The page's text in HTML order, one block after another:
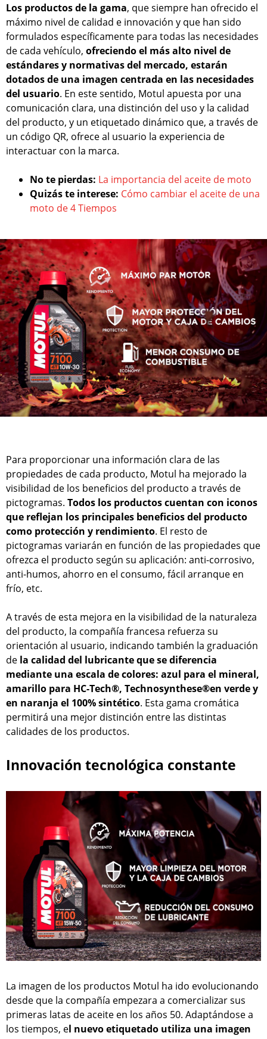
Los productos de la gama, que siempre han ofrecido el
máximo nivel de calidad e innovación y que han sido
formulados específicamente para todas las necesidades
de cada vehículo, ofreciendo el más alto nivel de
estándares y normativas del mercado, estarán
dotados de una imagen centrada en las necesidades
del usuario. En este sentido, Motul apuesta por una
comunicación clara, una distinción del uso y la calidad
del producto, y un etiquetado dinámico que, a través de
un código QR, ofrece al usuario la experiencia de
interactuar con la marca.
No te pierdas: La importancia del aceite de moto
Quizás te interese: Cómo cambiar el aceite de una
moto de 4 Tiempos
Para proporcionar una información clara de las
propiedades de cada producto, Motul ha mejorado la
visibilidad de los beneficios del producto a través de
pictogramas. Todos los productos cuentan con iconos
que reflejan los principales beneficios del producto
como protección y rendimiento. El resto de
pictogramas variarán en función de las propiedades que
ofrezca el producto según su aplicación: anti-corrosivo,
anti-humos, ahorro en el consumo, fácil arranque en
frío, etc.
A través de esta mejora en la visibilidad de la naturaleza
del producto, la compañía francesa refuerza su
orientación al usuario, indicando también la graduación
de la calidad del lubricante que se diferencia
mediante una escala de colores: azul para el mineral,
amarillo para HC-Tech®, Technosynthese®en verde y
en naranja el 100% sintético. Esta gama cromática
permitirá una mejor distinción entre las distintas
calidades de los productos.
Innovación tecnológica constante
La imagen de los productos Motul ha ido evolucionando
desde que la compañía empezara a comercializar sus
primeras latas de aceite en los años 50. Adaptándose a
los tiempos, el nuevo etiquetado utiliza una imagen